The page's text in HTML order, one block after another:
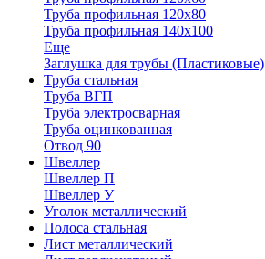
Труба профильная 120х80
Труба профильная 140х100
Еще
Заглушка для трубы (Пластиковые)
Труба стальная
Труба ВГП
Труба электросварная
Труба оцинкованная
Отвод 90
Швеллер
Швеллер П
Швеллер У
Уголок металлический
Полоса стальная
Лист металлический